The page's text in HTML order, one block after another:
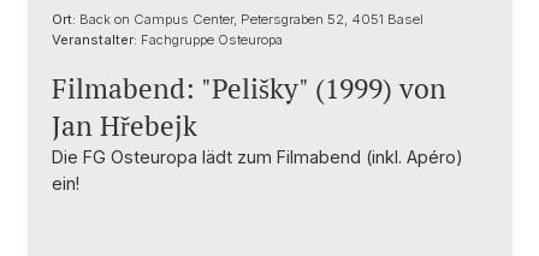
Ort: Back on Campus Center, Petersgraben 52, 4051 Basel
Veranstalter: Fachgruppe Osteuropa
Filmabend: "Pelišky" (1999) von
Jan Hřebejk
Die FG Osteuropa lädt zum Filmabend (inkl. Apéro)
ein!